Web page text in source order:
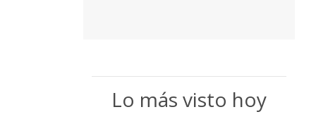
Lo más visto hoy